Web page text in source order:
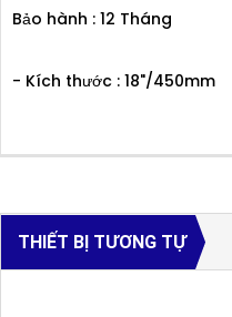
Bảo hành : 12 Tháng
- Kích thước : 18"/450mm
THIẾT BỊ TƯƠNG TỰ